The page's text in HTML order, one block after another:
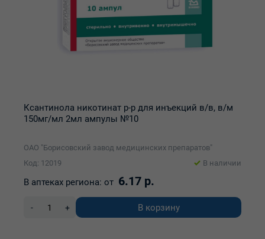
Ксантинола никотинат р-р для инъекций в/в, в/м
150мг/мл 2мл ампулы №10
ОАО "Борисовский завод медицинских препаратов"
Код: 12019
В наличии
В аптеках региона: от 6.17 р.
- + В корзину